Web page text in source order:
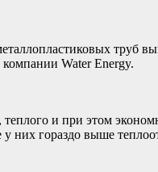
труб
Water Energy.
и при этом
них гораздо выше